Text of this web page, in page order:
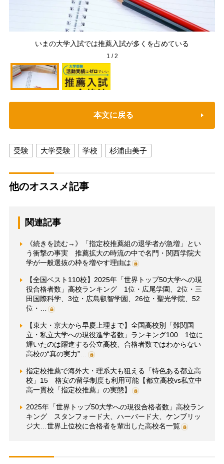
いまの大学入試では推薦入試が多くを占めている
1 /2
本文に戻る
受験 大学受験 学校 杉浦由美子
他のオススメ記事
関連記事
《続きを読む→》「指定校推薦組の退学者が急増」とい
う衝撃の事実 推薦拡大の時流の中で名門・関西学院大
学が一般選抜の枠を増やす理由は
【全国ベスト110校】2025年「世界トップ50大学への現
役合格者数」高校ランキング 1位・広尾学園、2位・三
田国際科学、3位・広島叡智学園、26位・聖光学院、52
位・…
【東大・京大から早慶上理まで】全国高校別「難関国
立・私立大学への現役進学者数」ランキング100 1位に
輝いたのは躍進する公立高校、合格者数ではわからない
高校の“真の実力”…
指定校推薦で海外大・理系大も狙える「特色ある都立高
校」15 格安の留学制度も利用可能【都立高校vs私立中
高一貫校「指定校推薦」の実態】
2025年「世界トップ50大学への現役合格者数」高校ラン
キング スタンフォード大、ハーバード大、ケンブリッ
ジ大…世界上位校に合格者を輩出した高校名一覧